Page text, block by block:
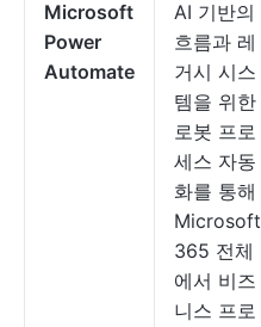
Microsoft
Power
Automate
AI 기반의
흐름과 레
거시 시스
템을 위한
로봇 프로
세스 자동
화를 통해
Microsoft
365 전체
에서 비즈
니스 프로